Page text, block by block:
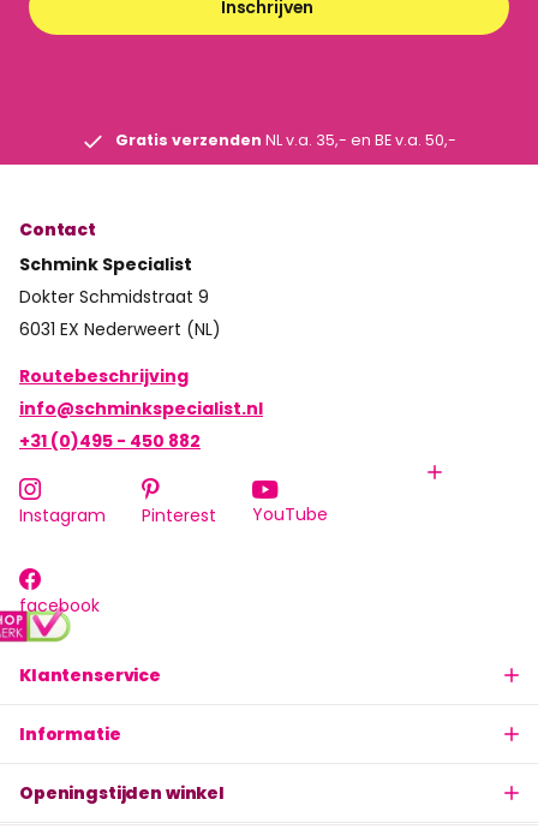
Inschrijven
Gratis verzenden NL v.a. 35,- en BE v.a. 50,-
Klantenservice
Informatie
Openingstijden winkel
Contact
Schmink Specialist
Dokter Schmidstraat 9
6031 EX Nederweert (NL)
Routebeschrijving
info@schminkspecialist.nl
+31 (0)495 - 450 882
Instagram Pinterest YouTube
facebook